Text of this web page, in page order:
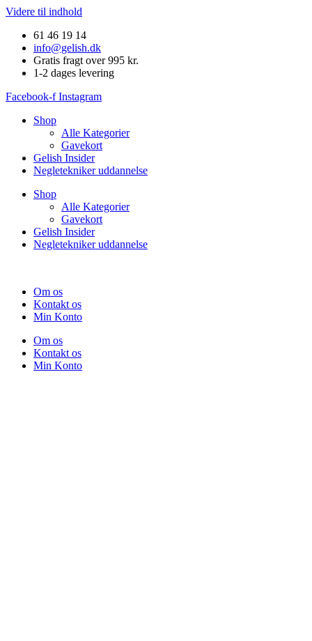
Videre til indhold
61 46 19 14
info@gelish.dk
Gratis fragt over 995 kr.
1-2 dages levering
Facebook-f Instagram
Shop
Alle Kategorier
Gavekort
Gelish Insider
Negletekniker uddannelse
Shop
Alle Kategorier
Gavekort
Gelish Insider
Negletekniker uddannelse
Om os
Kontakt os
Min Konto
Om os
Kontakt os
Min Konto